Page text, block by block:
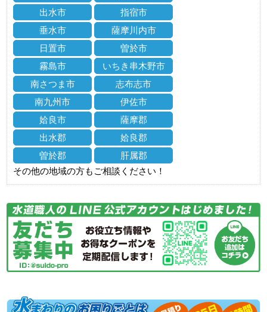
出水市
指宿市
垂水市
薩摩川内市
日置市
曽於市
霧島市
いちき串木野市
南さつま市
志布志市
南九州市
伊佐市
姶良市
薩摩郡
出水郡
姶良郡
曽於郡
肝属郡
その他の地域の方もご相談ください！